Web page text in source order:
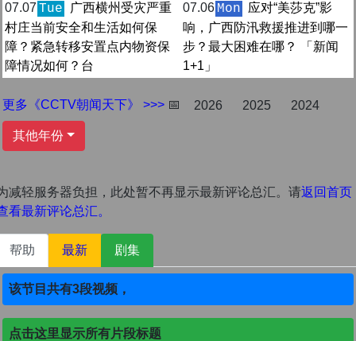
07.07 Tue
广西横州受灾严重
村庄当前安全和生活如何保
障？紧急转移安置点内物资保
障情况如何？台
07.06 Mon
应对“美莎克”影
响，广西防汛救援推进到哪一
步？最大困难在哪？ 「新闻
1+1」
更多《CCTV朝闻天下》 >>> 📅 2026 2025 2024
其他年份
减轻服务器负担，此处暂不再显示最新评论总汇。请返回首页
看最新评论总汇。
帮助 最新 剧集
该节目共有3段视频，
点击这里显示所有片段标题